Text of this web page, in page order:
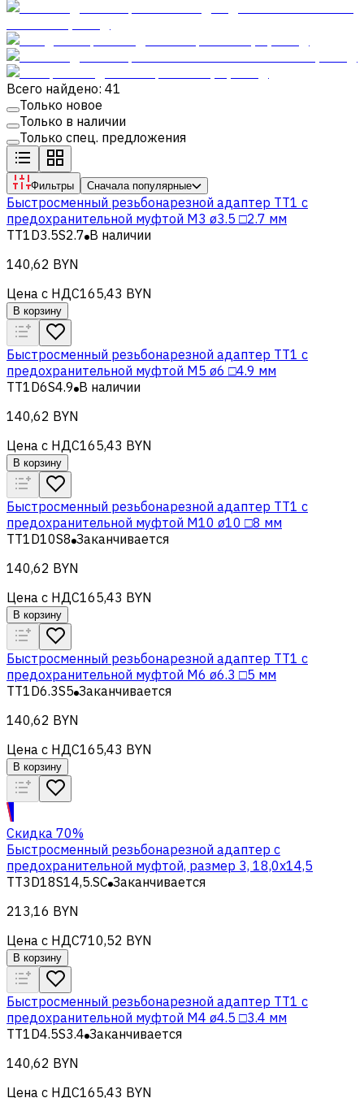
Всего найдено: 41
Только новое
Только в наличии
Только спец. предложения
Фильтры Сначала популярные
Быстросменный резьбонарезной адаптер TT1 с
предохранительной муфтой M3 ø3.5 □2.7 мм
TT1D3.5S2.7 В наличии
140,62 BYN
Цена с НДС165,43 BYN
В корзину
Быстросменный резьбонарезной адаптер TT1 с
предохранительной муфтой M5 ø6 □4.9 мм
TT1D6S4.9 В наличии
140,62 BYN
Цена с НДС165,43 BYN
В корзину
Быстросменный резьбонарезной адаптер TT1 с
предохранительной муфтой M10 ø10 □8 мм
TT1D10S8 Заканчивается
140,62 BYN
Цена с НДС165,43 BYN
В корзину
Быстросменный резьбонарезной адаптер TT1 с
предохранительной муфтой M6 ø6.3 □5 мм
TT1D6.3S5 Заканчивается
140,62 BYN
Цена с НДС165,43 BYN
В корзину
Скидка 70%
Быстросменный резьбонарезной адаптер с
предохранительной муфтой, размер 3, 18,0х14,5
TT3D18S14,5.SC Заканчивается
213,16 BYN
Цена с НДС710,52 BYN
В корзину
Быстросменный резьбонарезной адаптер TT1 с
предохранительной муфтой M4 ø4.5 □3.4 мм
TT1D4.5S3.4 Заканчивается
140,62 BYN
Цена с НДС165,43 BYN